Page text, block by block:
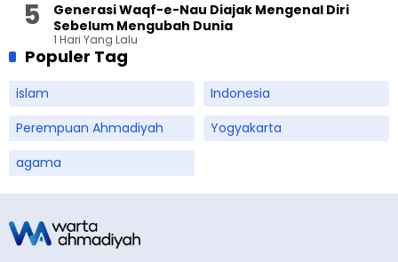
Generasi Waqf-e-Nau Diajak Mengenal Diri
Sebelum Mengubah Dunia
1 Hari Yang Lalu
Populer Tag
islam
Indonesia
Perempuan Ahmadiyah
Yogyakarta
agama